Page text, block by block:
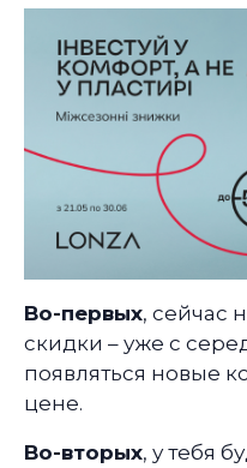
Во-первых, сейчас
скидки – уже с
появляться новые
цене.
Во-вторых, у тебя